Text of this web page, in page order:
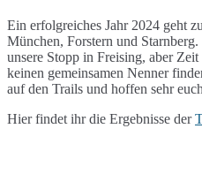
Ein erfolgreiches Jahr 2024 geht
München, Forstern und
unsere Stopp in Freising, aber
keinen gemeinsamen Nenner
auf den Trails und hoffen sehr
Hier findet ihr die Ergebnisse der